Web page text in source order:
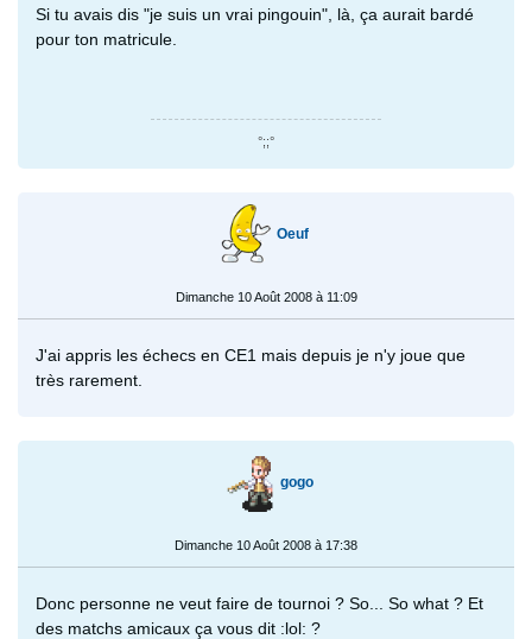
Si tu avais dis "je suis un vrai pingouin", là, ça aurait bardé
pour ton matricule.
°;;°
Oeuf
Dimanche 10 Août 2008 à 11:09
J'ai appris les échecs en CE1 mais depuis je n'y joue que
très rarement.
gogo
Dimanche 10 Août 2008 à 17:38
Donc personne ne veut faire de tournoi ? So... So what ? Et
des matchs amicaux ça vous dit :lol: ?